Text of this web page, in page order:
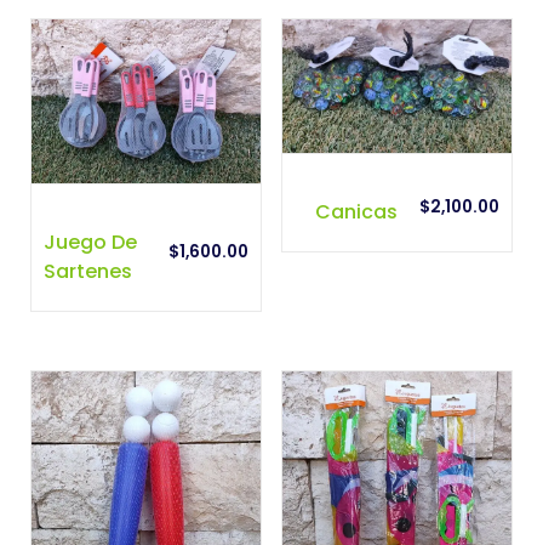
l
a
r
i
d
Juego De
Sartenes
$1,600.00
Canicas $2,100.00